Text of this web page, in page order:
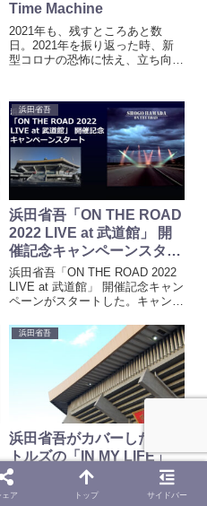
Time Machine
2021年も、残すところあと数
日。2021年を振り返った時、新
型コロナの恐怖に怯え、立ち向か
りそうだ。今日で仕事納めという
方も多いのではないだろうか。旅
行や帰省を予定していた人は、...
浜田省吾
浜田省吾「ON THE ROAD
2022 LIVE at 武道館」 開
催記念キャンペーンスター
ト
浜田省吾「ON THE ROAD 2022
LIVE at 武道館」 開催記念キャン
ペーンがスタートした。キャンペ
Anniversary ON THE ROAD 2022
LIVE at 武...
浜田省吾
浜田省吾がカバーしたビー
トルズの「IN MY LIFE」
は、自身が愛する人達への
メッセージ
人間五十年。『敦盛』の一節で信
ェア トップ サイドバー